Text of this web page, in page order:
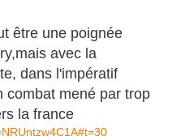
être une poignée
avec la
dans l'impératif
combat mené par trop
la france